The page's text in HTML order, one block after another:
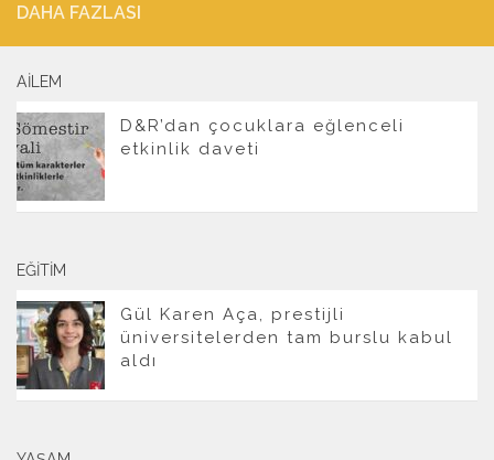
DAHA FAZLASI
AILEM
D&R’dan çocuklara eğlenceli
etkinlik daveti
EĞITIM
Gül Karen Aça, prestijli
üniversitelerden tam burslu kabul
aldı